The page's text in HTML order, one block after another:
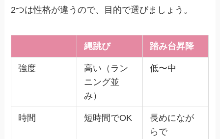
2つは性格が違うので、目的で選びましょう。
縄跳び 踏み台昇降
強度
高い（ラン
ニング並
み）
低〜中
時間 短時間でOK
長めになが
らで